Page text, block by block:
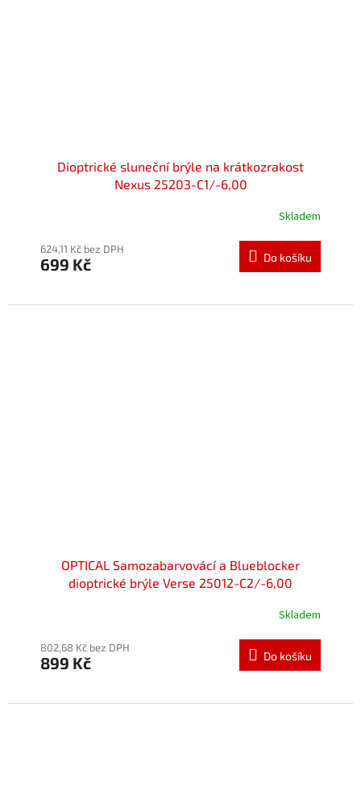
Dioptrické sluneční brýle na krátkozrakost
Nexus 25203-C1/-6,00
Skladem
624,11 Kč bez DPH
699 Kč Do košíku
OPTICAL Samozabarvovácí a Blueblocker
dioptrické brýle Verse 25012-C2/-6,00
produktu
je
5
Skladem
802,68 Kč bez DPH
899 Kč Do košíku